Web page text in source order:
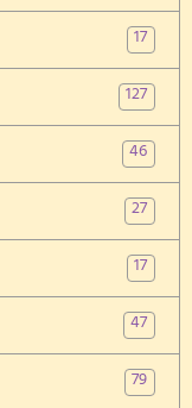
17
127
46
27
17
47
79